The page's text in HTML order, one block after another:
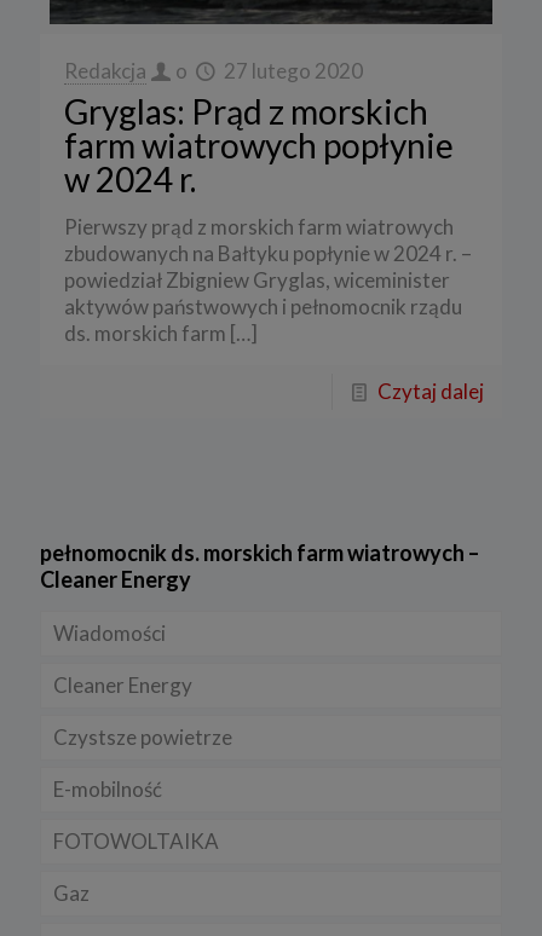
Redakcja o 27 lutego 2020
Gryglas: Prąd z morskich
farm wiatrowych popłynie
w 2024 r.
Pierwszy prąd z morskich farm wiatrowych
zbudowanych na Bałtyku popłynie w 2024 r. –
powiedział Zbigniew Gryglas, wiceminister
aktywów państwowych i pełnomocnik rządu
ds. morskich farm […]
Czytaj dalej
pełnomocnik ds. morskich farm wiatrowych –
Cleaner Energy
Wiadomości
Firmy
Prawo
Rynek/Gospodarka
Cleaner Energy
Dla domu
Dla firmy
Dla samorządu
Czystsze powietrze
E-mobilność
E-ładowarki
Samochody elektryczne EV
FOTOWOLTAIKA
Gaz